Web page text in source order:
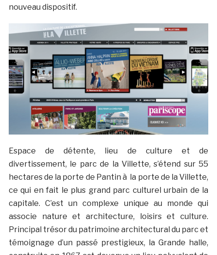
nouveau dispositif.
Espace de détente, lieu de culture et de
divertissement, le parc de la Villette, s’étend sur 55
hectares de la porte de Pantin à la porte de la Villette,
ce qui en fait le plus grand parc culturel urbain de la
capitale. C’est un complexe unique au monde qui
associe nature et architecture, loisirs et culture.
Principal trésor du patrimoine architectural du parc et
témoignage d’un passé prestigieux, la Grande halle,